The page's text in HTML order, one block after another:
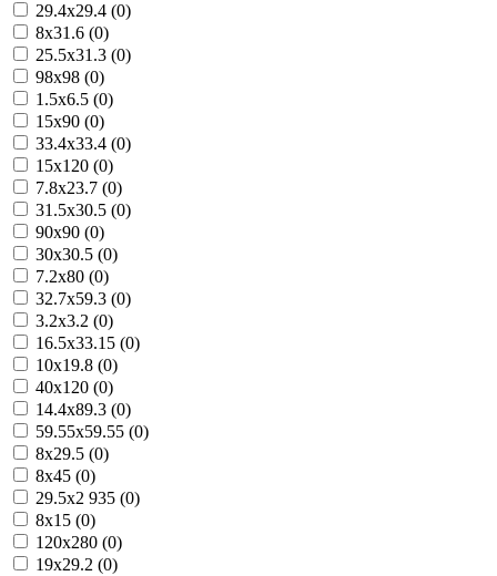
29.4x29.4 (0)
8x31.6 (0)
25.5x31.3 (0)
98x98 (0)
1.5x6.5 (0)
15x90 (0)
33.4x33.4 (0)
15x120 (0)
7.8x23.7 (0)
31.5x30.5 (0)
90x90 (0)
30x30.5 (0)
7.2x80 (0)
32.7x59.3 (0)
3.2x3.2 (0)
16.5x33.15 (0)
10x19.8 (0)
40x120 (0)
14.4x89.3 (0)
59.55x59.55 (0)
8x29.5 (0)
8x45 (0)
29.5x2 935 (0)
8x15 (0)
120x280 (0)
19x29.2 (0)